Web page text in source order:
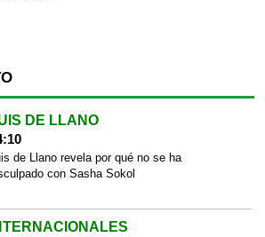
DE LLANO
de Llano revela por qué no se ha
con Sasha Sokol